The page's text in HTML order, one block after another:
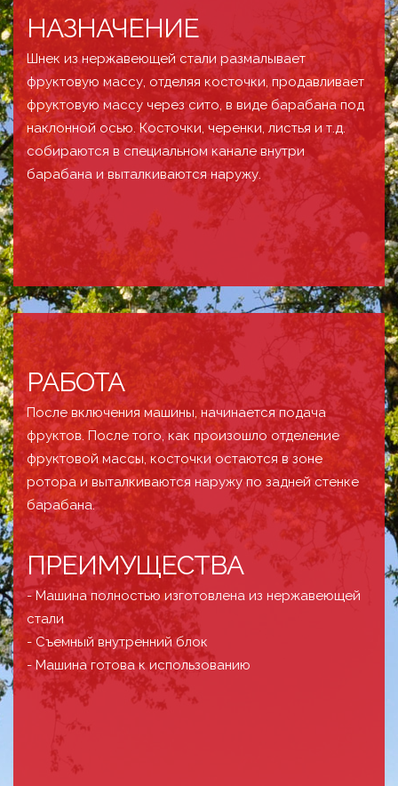
НАЗНАЧЕНИЕ
Шнек из нержавеющей стали размалывает
фруктовую массу, отделяя косточки, продавливает
фруктовую массу через сито, в виде барабана под
наклонной осью. Косточки, черенки, листья и т.д.
собираются в специальном канале внутри
барабана и выталкиваются наружу.
РАБОТА
После включения машины, начинается подача
фруктов. После того, как произошло отделение
фруктовой массы, косточки остаются в зоне
ротора и выталкиваются наружу по задней стенке
барабана.
ПРЕИМУЩЕСТВА
- Машина полностью изготовлена из нержавеющей
стали
- Съемный внутренний блок
- Машина готова к использованию